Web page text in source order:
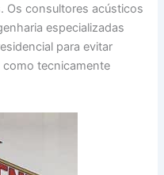
Os consultores acústicos
especializadas
para evitar
tecnicamente